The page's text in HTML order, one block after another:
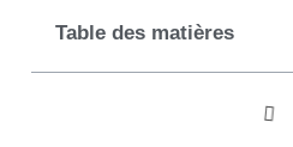
Table des matières